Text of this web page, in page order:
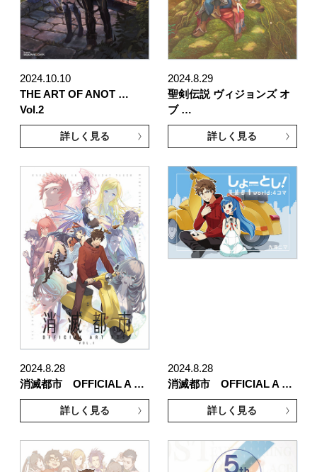
2024.10.10
THE ART OF ANOT …
Vol.2
詳しく見る
2024.8.29
聖剣伝説 ヴィジョンズ オ
ブ …
詳しく見る
2024.8.28
消滅都市 OFFICIAL A …
詳しく見る
2024.8.28
消滅都市 OFFICIAL A …
詳しく見る